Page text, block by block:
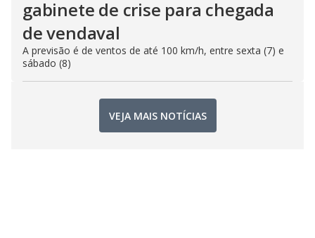
gabinete de crise para chegada
de vendaval
A previsão é de ventos de até 100 km/h, entre sexta (7) e
sábado (8)
VEJA MAIS NOTÍCIAS